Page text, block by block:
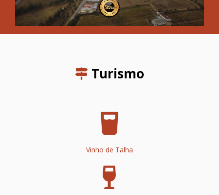
Turismo
Vinho de Talha